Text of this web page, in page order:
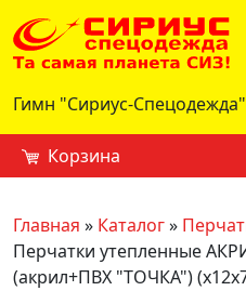
Гимн "Сириус-Спецодежда"
Корзина
Главная » Каталог»
Перчатки утепленные
(акрил+ПВХ "ТОЧКА")